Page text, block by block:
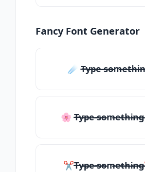
Fancy Font Generator
☄️ T̶̴y̶̴p̶̴e̶̴
🌸 T̶̴y̶̴p̶̴e̶̴
✂T̶̴y̶̴p̶̴e̶̴